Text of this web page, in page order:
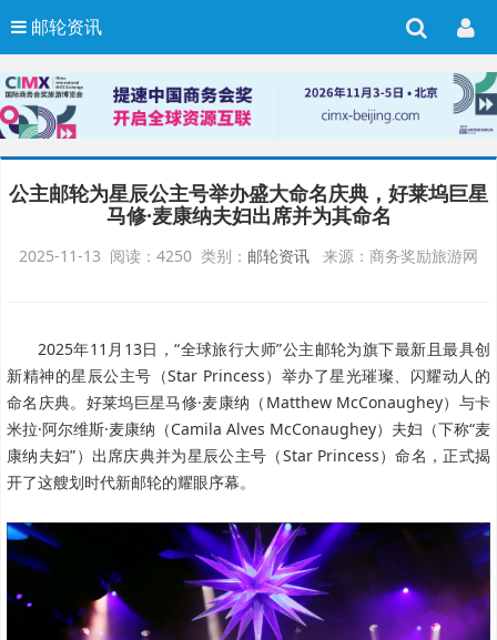
邮轮资讯
公主邮轮为星辰公主号举办盛大命名庆典，好莱坞巨星
马修·麦康纳夫妇出席并为其命名
2025-11-13 阅读：4250 类别： 邮轮资讯 来源：商务奖励旅游网
2025年11月13日，“全球旅行大师”公主邮轮为旗下最新且最具创
新精神的星辰公主号（Star Princess）举办了星光璀璨、闪耀动人的
命名庆典。好莱坞巨星马修·麦康纳（Matthew McConaughey）与卡
米拉·阿尔维斯·麦康纳（Camila Alves McConaughey）夫妇（下称“麦
康纳夫妇”）出席庆典并为星辰公主号（Star Princess）命名，正式揭
开了这艘划时代新邮轮的耀眼序幕。